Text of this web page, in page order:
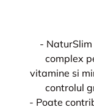
-
complex
vitamine si
controlul
- Poate